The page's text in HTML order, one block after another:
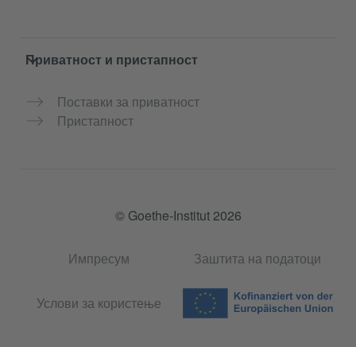
Приватност и пристапност
Поставки за приватност
Пристапност
© Goethe-Institut 2026
Импресум Заштита на податоци
Услови за користење